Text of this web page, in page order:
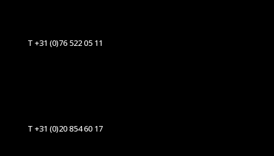
T +31 (0)76 522 05 11
T +31 (0)20 854 60 17